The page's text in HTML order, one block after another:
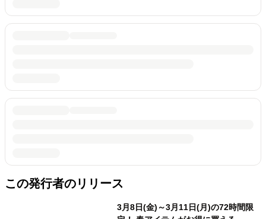
この発行者のリリース
3月8日(金)～3月11日(月)の72時間限